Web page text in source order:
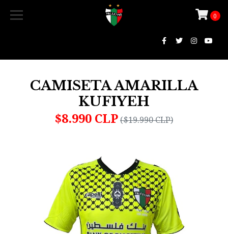
0
CAMISETA AMARILLA
KUFIYEH
$8.990 CLP ($19.990 CLP)